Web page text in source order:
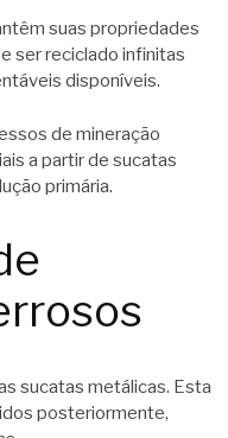
suas propriedades
ser reciclado infinitas
disponíveis.
de mineração
a partir de sucatas
primária.
sucatas metálicas. Esta
posteriormente,